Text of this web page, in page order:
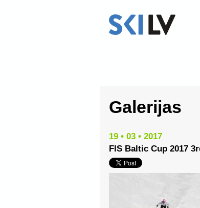
Galerijas
19 • 03 • 2017
FIS Baltic Cup 2017